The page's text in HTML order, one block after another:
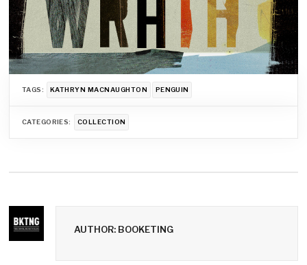
TAGS: KATHRYN MACNAUGHTON PENGUIN
CATEGORIES: COLLECTION
AUTHOR: BOOKETING